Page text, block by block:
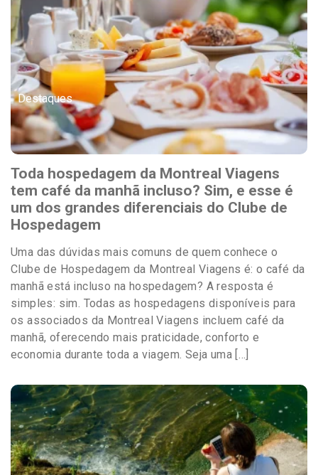
Destaques
Toda hospedagem da Montreal Viagens
tem café da manhã incluso? Sim, e esse é
um dos grandes diferenciais do Clube de
Hospedagem
Uma das dúvidas mais comuns de quem conhece o
Clube de Hospedagem da Montreal Viagens é: o café da
manhã está incluso na hospedagem? A resposta é
simples: sim. Todas as hospedagens disponíveis para
os associados da Montreal Viagens incluem café da
manhã, oferecendo mais praticidade, conforto e
economia durante toda a viagem. Seja uma […]